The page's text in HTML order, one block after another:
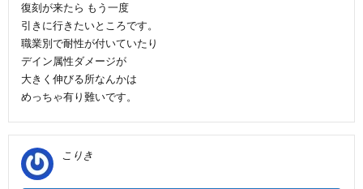
復刻が来たら もう一度
引きに行きたいところです。
職業別で耐性が付いていたり
デイン属性ダメージが
大きく伸びる所なんかは
めっちゃ有り難いです。
こりき